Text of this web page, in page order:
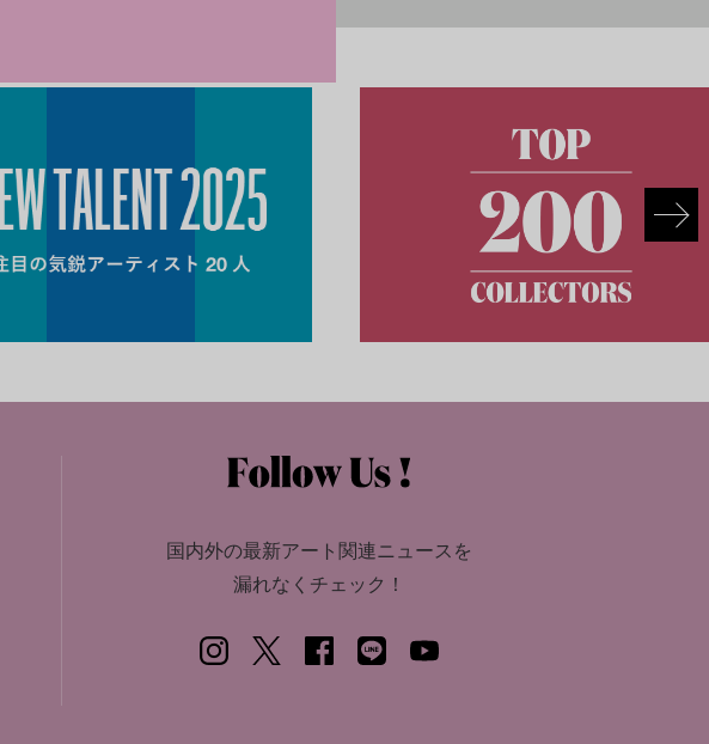
国内外の最新アート関連ニュースを
漏れなくチェック！